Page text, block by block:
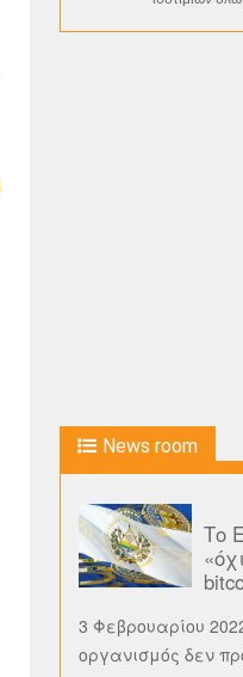
News room
Το
3 Φεβρουαρίου
οργανισμός δεν